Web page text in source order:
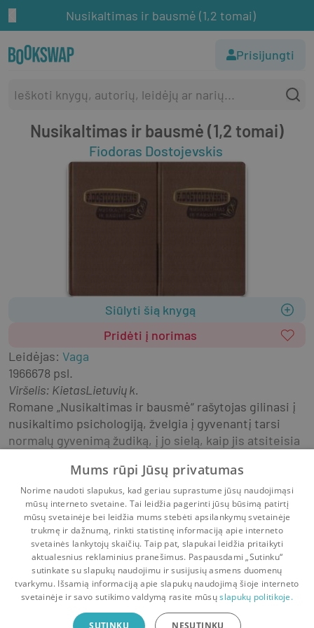
Nusikaltimas ir bausmė (1,2 tomai)
Prisijungti
Nusikaltimas ir bausmė (1,2 tomai)
Fiodoras Dostojevskis
Siūlyti šią knygą
Pridėti į norimas
Leidėjas: Vaga
1966678 psl.
Viršelis: KietasLietuvių k.
Romane „Nusikaltimas ir bausmė“ rašytojas gilinasi į
nusikaltimo psichologiją, žvelgia į gyvenantį tarsi
normalų gyvenimą žudiką, į jo sielą, kaip jis atsiteisia
Rusijoje, Sankt Peterburge. Skurdžiai gyvenantis, iš
universiteto sąrašų išbruktas ir vienatvėje
paskendęs Raskolnikovas sukuria teoriją apie du
žmonių tipus – stipriuosius išskirtinius ir paprastus.
Siekdamas įrodyti savo išskirtinumą, jis ryžtasi
žmogžudystei.
Po žmogžudystės Raskolnikovą užvaldo baimės ir
Rodyti daugiau
Pradinis Krepšelis Pokalbiai Pranešimai Paskyra
Bookswap programėlė
Mums rūpi Jūsų privatumas
Norime naudoti slapukus, kad geriau suprastume jūsų naudojimąsi
mūsų interneto svetaine. Tai leidžia pagerinti jūsų būsimą patirtį
mūsų svetainėje bei leidžia mums stebėti apsilankymų svetainėje
trukmę ir dažnumą, rinkti statistinę informaciją apie interneto
svetainės lankytojų skaičių. Taip pat, slapukai leidžia pritaikyti
aktualesnius reklaminius pranešimus. Paspausdami „Sutinku“
sutinkate su slapukų naudojimu ir susijusių asmens duomenų
tvarkymu. Išsamią informaciją apie slapukų naudojimą šioje interneto
svetainėje ir savo sutikimo valdymą rasite mūsųslapukų politikoje.
SUTINKU NESUTINKU